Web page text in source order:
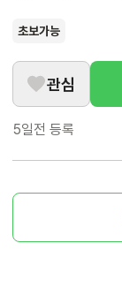
초보가능
관심
5일전 등록